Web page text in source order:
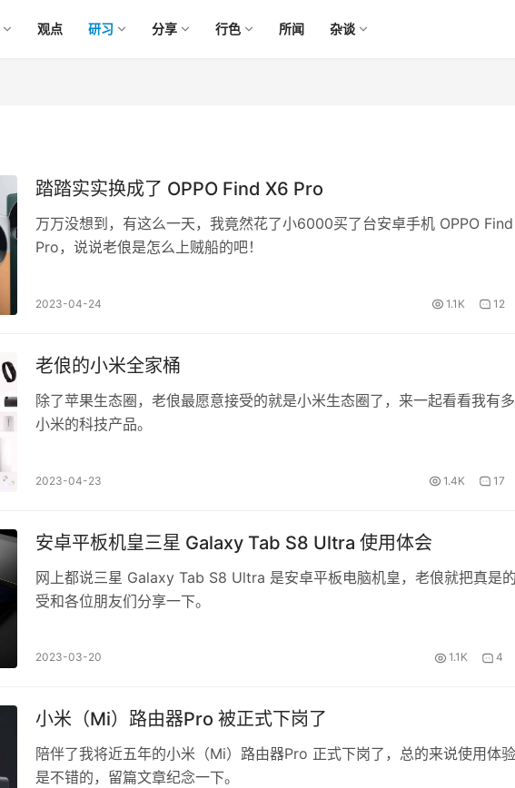
观点 研习 分享 行色 所闻 杂谈
踏踏实实换成了 OPPO Find X6 Pro
万万没想到，有这么一天，我竟然花了小6000买了台安卓手机 OPPO
Pro，说说老俍是怎么上贼船的吧！
2023-04-24 1.1K 12
老俍的小米全家桶
除了苹果生态圈，老俍最愿意接受的就是小米生态圈了，来一起看看我有
小米的科技产品。
2023-04-23 1.4K 17
安卓平板机皇三星 Galaxy Tab S8 Ultra 使用体会
网上都说三星 Galaxy Tab S8 Ultra 是安卓平板电脑机皇，老俍就把真是
受和各位朋友们分享一下。
2023-03-20 1.1K 4
小米（Mi）路由器Pro 被正式下岗了
陪伴了我将近五年的小米（Mi）路由器Pro 正式下岗了，总的来说使用体
是不错的，留篇文章纪念一下。